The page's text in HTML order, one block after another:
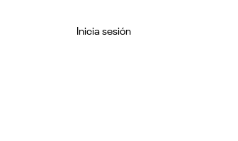
Inicia sesión